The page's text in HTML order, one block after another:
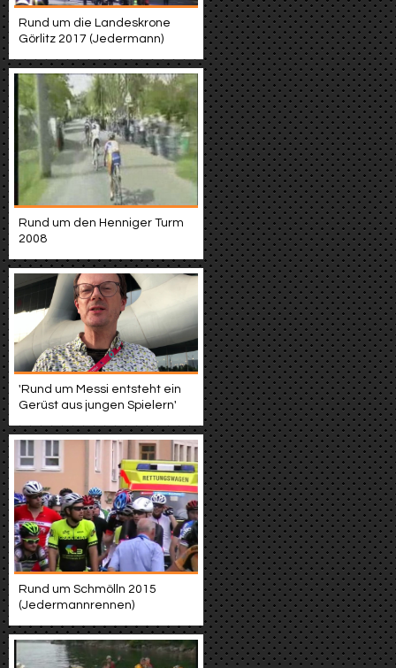
Rund um die Landeskrone
Görlitz 2017 (Jedermann)
Rund um den Henniger Turm
2008
'Rund um Messi entsteht ein
Gerüst aus jungen Spielern'
Rund um Schmölln 2015
(Jedermannrennen)